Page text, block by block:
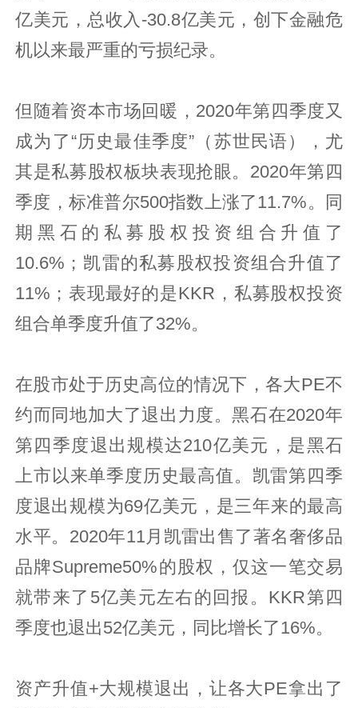
亿美元，总收入-30.8亿美元，创下金融危
机以来最严重的亏损纪录。
但随着资本市场回暖，2020年第四季度又
成为了“历史最佳季度”（苏世民语），尤
其是私募股权板块表现抢眼。2020年第四
季度，标准普尔500指数上涨了11.7%。同
期黑石的私募股权投资组合升值了
10.6%；凯雷的私募股权投资组合升值了
11%；表现最好的是KKR，私募股权投资
组合单季度升值了32%。
在股市处于历史高位的情况下，各大PE不
约而同地加大了退出力度。黑石在2020年
第四季度退出规模达210亿美元，是黑石
上市以来单季度历史最高值。凯雷第四季
度退出规模为69亿美元，是三年来的最高
水平。2020年11月凯雷出售了著名奢侈品
品牌Supreme50%的股权，仅这一笔交易
就带来了5亿美元左右的回报。KKR第四
季度也退出52亿美元，同比增长了16%。
资产升值+大规模退出，让各大PE拿出了